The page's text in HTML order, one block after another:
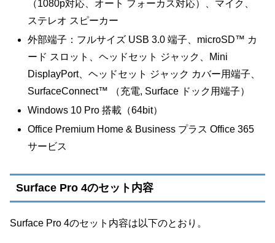
（1080p対応、オート フォーカス対応）、マイク、
ステレオ スピーカー
外部端子：フルサイズ USB 3.0 端子、microSD™ カ
ード スロット、ヘッドセット ジャック、Mini
DisplayPort、ヘッドセット ジャック カバー用端子、
SurfaceConnect™ （充電, Surface ドック用端子）
Windows 10 Pro 搭載（64bit）
Office Premium Home & Business プラス Office 365
サービス
Surface Pro 4のセット内容
Surface Pro 4のセット内容は以下のとおり。